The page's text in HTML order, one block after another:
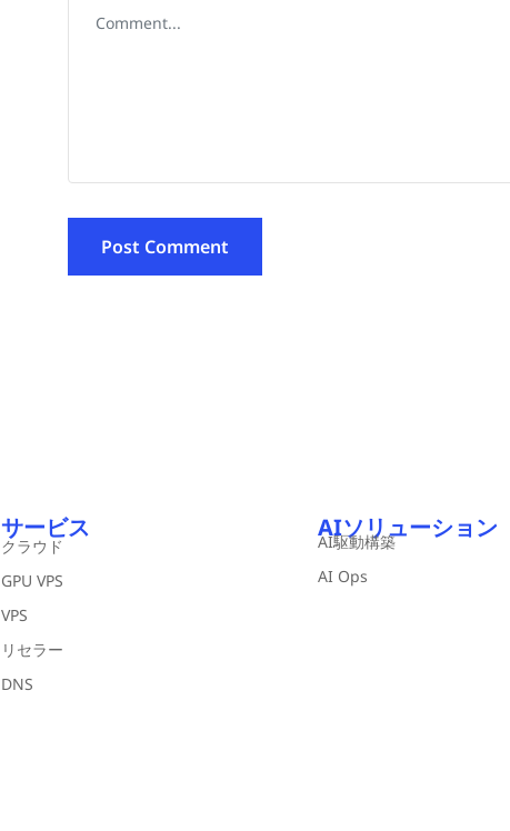
サービス
クラウド
GPU VPS
VPS
リセラー
DNS
AIソリューション
AI駆動構築
AI Ops